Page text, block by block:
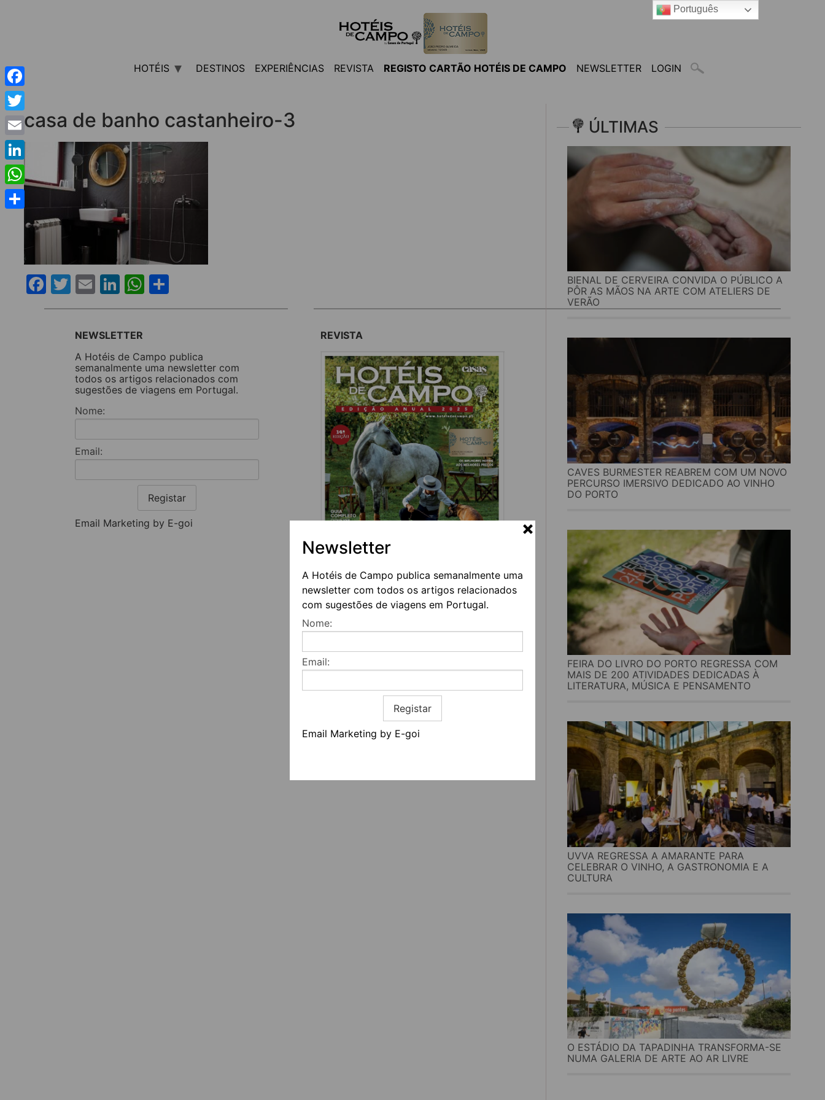
Newsletter
A Hotéis de Campo publica semanalmente uma
newsletter com todos os artigos relacionados
com sugestões de viagens em Portugal.
Nome:
Email:
Registar
Email Marketing by E-goi
HOTÉIS DESTINOS EXPERIÊNCIAS REVISTA REGISTO CARTÃO HOTÉIS DE CAMPO NEWSLETTER LOGIN
casa de banho castanheiro-3
Facebook
Twitter
EmailLinkedIn
WhatsApp
ÚLTIMAS
BIENAL DE CERVEIRA CONVIDA O PÚBLICO A
PÔR AS MÃOS NA ARTE COM ATELIERS DE
VERÃO
CAVES BURMESTER REABREM COM UM NOVO
PERCURSO IMERSIVO DEDICADO AO VINHO
DO PORTO
FEIRA DO LIVRO DO PORTO REGRESSA COM
MAIS DE 200 ATIVIDADES DEDICADAS À
LITERATURA, MÚSICA E PENSAMENTO
UVVA REGRESSA A AMARANTE PARA
CELEBRAR O VINHO, A GASTRONOMIA E A
CULTURA
O ESTÁDIO DA TAPADINHA TRANSFORMA-SE
NUMA GALERIA DE ARTE AO AR LIVRE
NEWSLETTER
A Hotéis de Campo publica
semanalmente uma newsletter com
todos os artigos relacionados com
sugestões de viagens em Portugal.
Nome:
Email:
Registar
Email Marketing by E-goi
REVISTA
Contactos
Estatuto editorial
Informação geral
Facebook
Twitter
Email
LinkedIn
WhatsApp
Português